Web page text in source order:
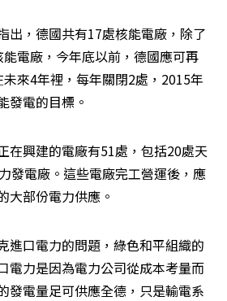
出，德國共有17處核能電廠，除了
電廠，今年底以前，德國應可再
來4年裡，每年關閉2處，2015年
發電的目標。
在興建的電廠有51處，包括20處天
發電廠。這些電廠完工營運後，應
大部份電力供應。
進口電力的問題，綠色和平組織的
電力是因為電力公司從成本考量而
發電量足可供應全德，只是輸電系